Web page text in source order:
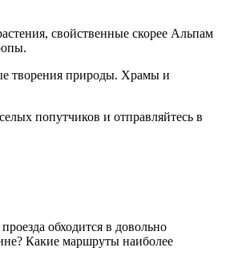
свойственные скорее Альпам
творения природы. Храмы и
попутчиков и отправляйтесь в
обходится в довольно
Какие маршруты наиболее